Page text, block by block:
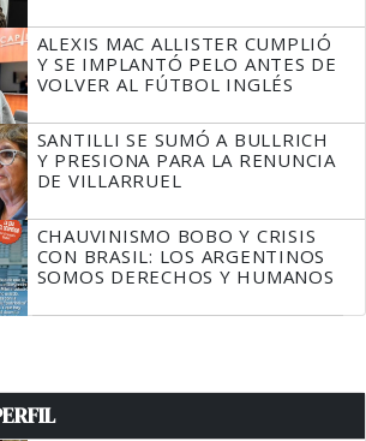
ALEXIS MAC ALLISTER CUMPLIÓ
Y SE IMPLANTÓ PELO ANTES DE
VOLVER AL FÚTBOL INGLÉS
SANTILLI SE SUMÓ A BULLRICH
Y PRESIONA PARA LA RENUNCIA
DE VILLARRUEL
CHAUVINISMO BOBO Y CRISIS
CON BRASIL: LOS ARGENTINOS
SOMOS DERECHOS Y HUMANOS